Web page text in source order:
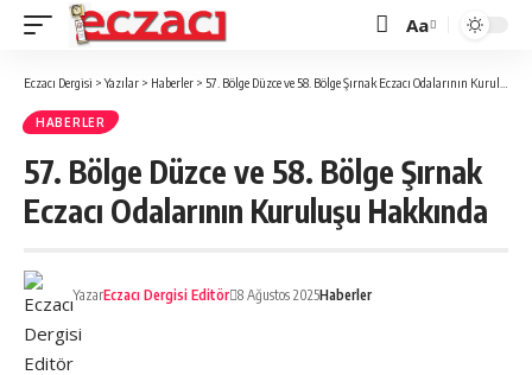
Font
Aa
Eczacı Dergisi >Yazılar > Haberler > 57. Bölge Düzce ve 58. Bölge Şırnak Eczacı Odalarının Kuruluşu Hakkında
HABERLER
57. Bölge Düzce ve 58. Bölge Şırnak
Eczacı Odalarının Kuruluşu Hakkında
YazarEczacı Dergisi Editör 8 Ağustos 2025Haberler